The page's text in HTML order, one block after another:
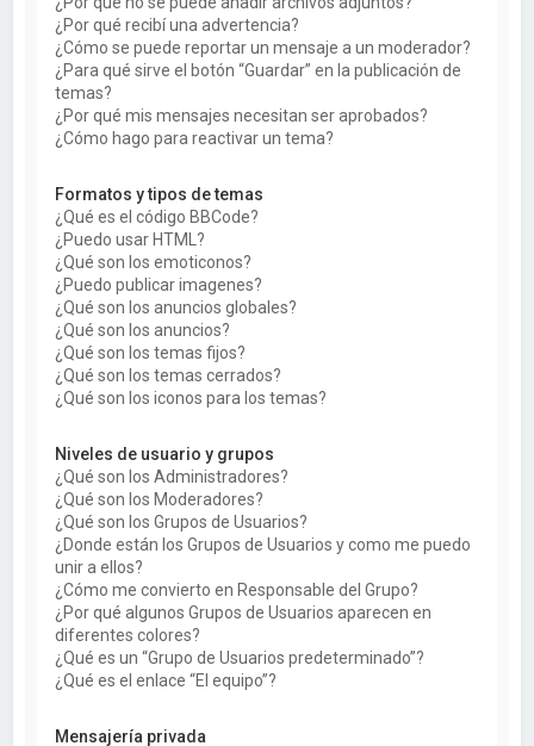
¿Por qué recibí una advertencia?
¿Cómo se puede reportar un mensaje a un moderador?
¿Para qué sirve el botón “Guardar” en la publicación de
temas?
¿Por qué mis mensajes necesitan ser aprobados?
¿Cómo hago para reactivar un tema?
Formatos y tipos de temas
¿Qué es el código BBCode?
¿Puedo usar HTML?
¿Qué son los emoticonos?
¿Puedo publicar imagenes?
¿Qué son los anuncios globales?
¿Qué son los anuncios?
¿Qué son los temas fijos?
¿Qué son los temas cerrados?
¿Qué son los iconos para los temas?
Niveles de usuario y grupos
¿Qué son los Administradores?
¿Qué son los Moderadores?
¿Qué son los Grupos de Usuarios?
¿Donde están los Grupos de Usuarios y como me puedo
unir a ellos?
¿Cómo me convierto en Responsable del Grupo?
¿Por qué algunos Grupos de Usuarios aparecen en
diferentes colores?
¿Qué es un “Grupo de Usuarios predeterminado”?
¿Qué es el enlace “El equipo”?
Mensajería privada